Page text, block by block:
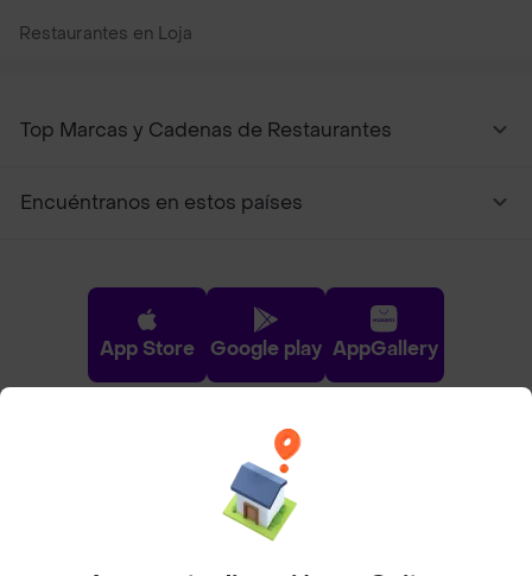
Restaurantes en Loja
Top Marcas y Cadenas de Restaurantes
Encuéntranos en estos países
App Store Google play AppGallery
Pide tu comida favorita cerca de ti